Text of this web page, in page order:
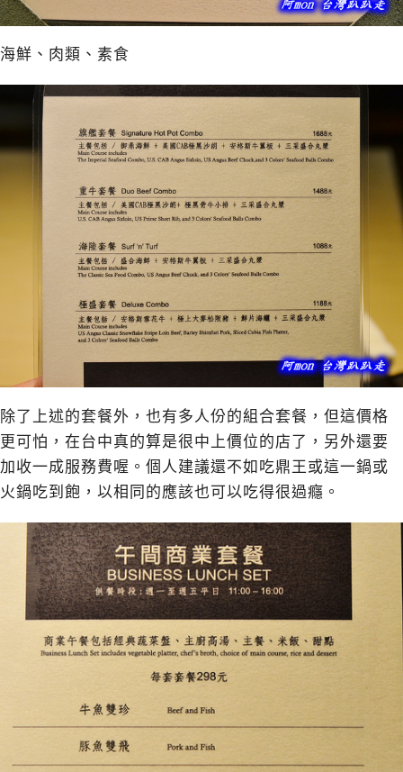
海鮮、肉類、素食
除了上述的套餐外，也有多人份的組合套餐，但這價格
更可怕，在台中真的算是很中上價位的店了，另外還要
加收一成服務費喔。個人建議還不如吃鼎王或這一鍋或
火鍋吃到飽，以相同的應該也可以吃得很過癮。